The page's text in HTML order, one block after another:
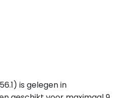
is gelegen in